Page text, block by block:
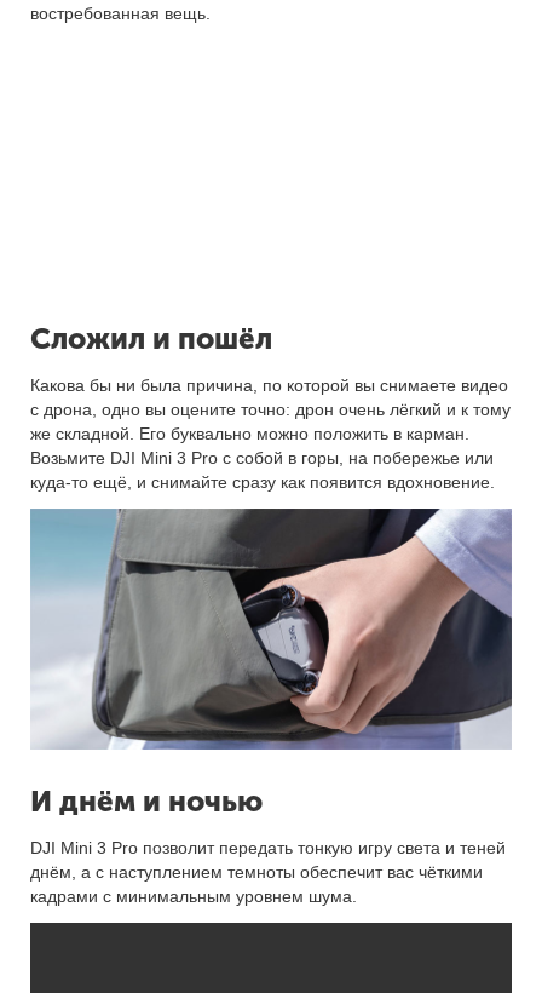
востребованная вещь.
Сложил и пошёл
Какова бы ни была причина, по которой вы снимаете видео
с дрона, одно вы оцените точно: дрон очень лёгкий и к тому
же складной. Его буквально можно положить в карман.
Возьмите DJI Mini 3 Pro с собой в горы, на побережье или
куда-то ещё, и снимайте сразу как появится вдохновение.
И днём и ночью
DJI Mini 3 Pro позволит передать тонкую игру света и теней
днём, а с наступлением темноты обеспечит вас чёткими
кадрами с минимальным уровнем шума.